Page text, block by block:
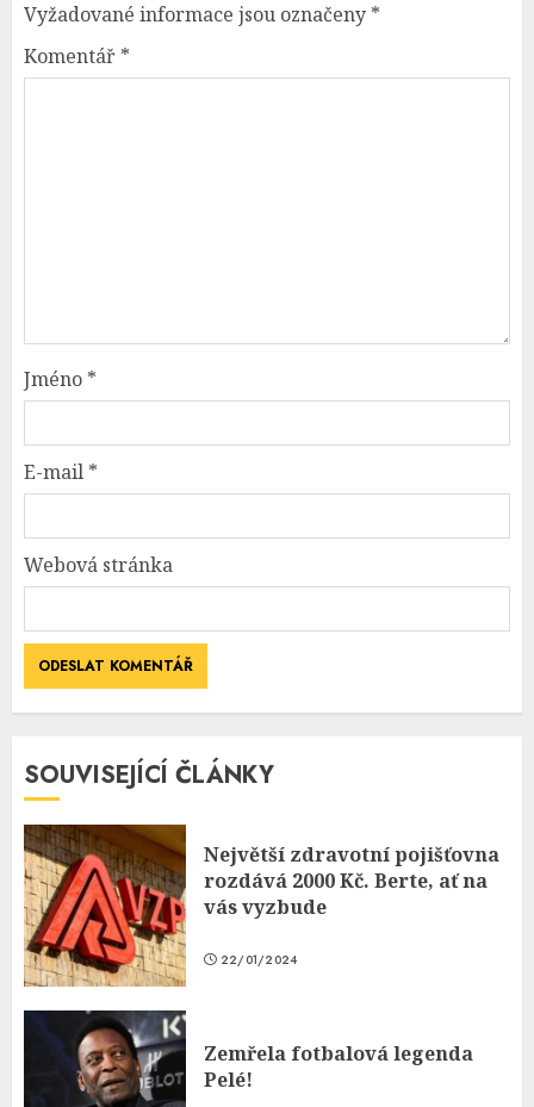
Vyžadované informace jsou označeny *
Komentář *
Jméno *
E-mail *
Webová stránka
SOUVISEJÍCÍ ČLÁNKY
Největší zdravotní pojišťovna
rozdává 2000 Kč. Berte, ať na
vás vyzbude
22/01/2024
Zemřela fotbalová legenda
Pelé!